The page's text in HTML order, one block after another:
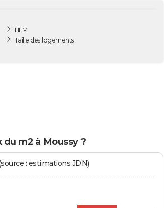
HLM
Taille des logements
du m2 à Moussy ?
: estimations JDN)